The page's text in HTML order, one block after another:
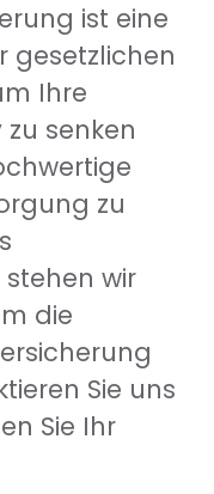
ist eine
gesetzlichen
Ihre
senken
zu
wir
die
Sie uns
Sie Ihr